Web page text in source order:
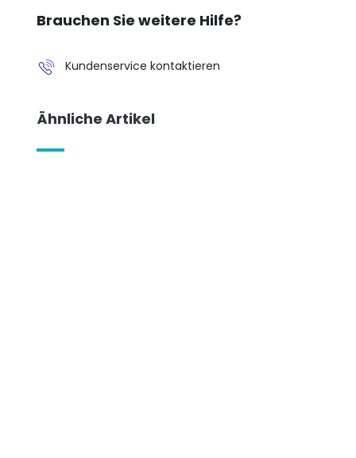
Brauchen Sie weitere Hilfe?
Kundenservice kontaktieren
Ähnliche Artikel